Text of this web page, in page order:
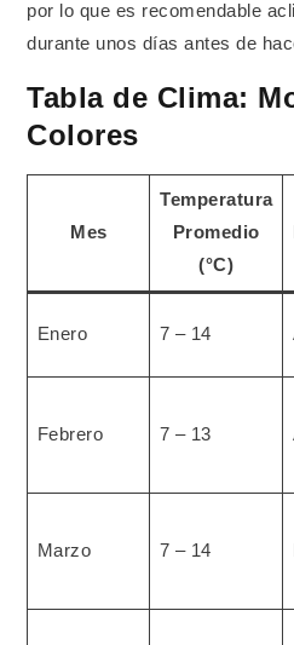
por lo que es recomendable
durante unos días antes de
Tabla de Clima:
Colores
Mes
Temperatura
Promedio
(°C)
Enero 7 – 14
Febrero 7 – 13
Marzo 7 – 14